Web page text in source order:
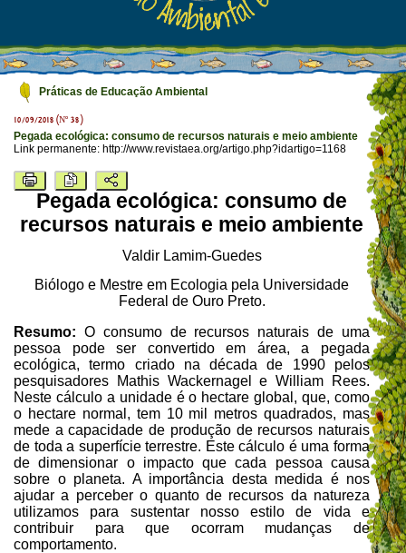
Práticas de Educação Ambiental
10/09/2018 (Nº 38)
Pegada ecológica: consumo de recursos naturais e meio ambiente
Link permanente: http://www.revistaea.org/artigo.php?idartigo=1168
Pegada ecológica: consumo de
recursos naturais e meio ambiente
Valdir Lamim-Guedes
Biólogo e Mestre em Ecologia pela Universidade
Federal de Ouro Preto.
Resumo: O consumo de recursos naturais de uma
pessoa pode ser convertido em área, a pegada
ecológica, termo criado na década de 1990 pelos
pesquisadores Mathis Wackernagel e William Rees.
Neste cálculo a unidade é o hectare global, que, como
o hectare normal, tem 10 mil metros quadrados, mas
mede a capacidade de produção de recursos naturais
de toda a superfície terrestre. Este cálculo é uma forma
de dimensionar o impacto que cada pessoa causa
sobre o planeta. A importância desta medida é nos
ajudar a perceber o quanto de recursos da natureza
utilizamos para sustentar nosso estilo de vida e
contribuir para que ocorram mudanças de
comportamento.